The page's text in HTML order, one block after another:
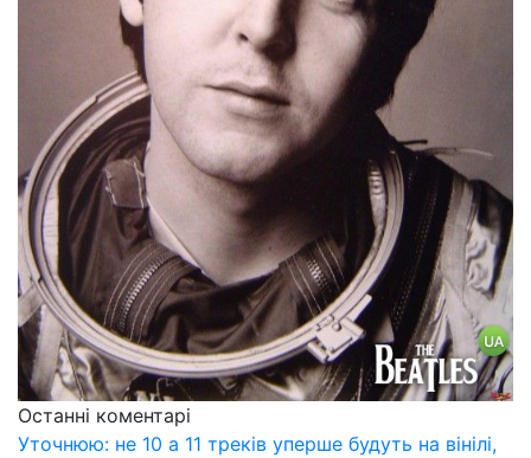
Останні коментарі
Уточнюю: не 10 а 11 треків уперше будуть на вінілі,